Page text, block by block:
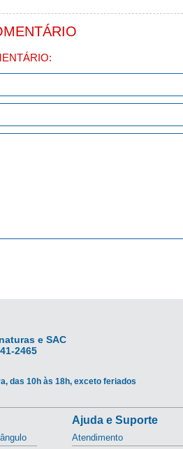
e SAC
2465
das 10h às 18h, exceto feriados
Ajuda e Suporte
Atendimento